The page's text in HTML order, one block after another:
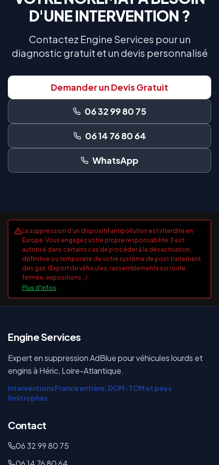
D'UNE INTERVENTION ?
Contactez Engine Services pour un
diagnostic gratuit et un devis personnalisé
Demander un Devis Gratuit
06 32 99 80 75
06 14 76 80 64
WhatsApp
La suppression d'un dispositif antipollution est interdite en
Europe. Vous engagez votre propre responsabilité. Il est
autorisé dans certains cas de procéder à la désactivation,
définitive ou temporaire de votre système de post traitement
des gaz. (Export de véhicules, rassemblements sur route
fermée, expositions...)
Plus d'infos
Engine Services
Expert en suppression AdBlue pour véhicules lourds et
engins à Héric, Loire-Atlantique.
Interventions France entière, DOM-TOM et pays
limitrophes
Contact
06 32 99 80 75